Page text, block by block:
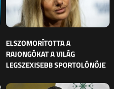
ELSZOMORÍTOTTA A
RAJONGÓKAT A VILÁG
LEGSZEXISEBB SPORTOLÓNŐJE